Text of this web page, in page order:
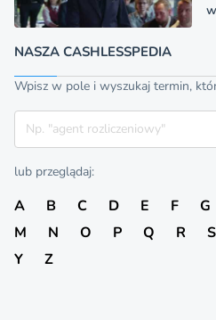
NASZA CASHLESSPEDIA
Wpisz w pole i wyszukaj termin,
Szukaj
lub przeglądaj:
A B C D E F G
M
N O P Q R S
Y
Z